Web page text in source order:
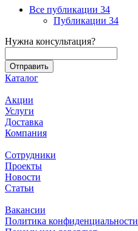
Все публикации 34
Публикации 34
Нужна консультация?
Каталог
Акции
Услуги
Доставка
Компания
Сотрудники
Проекты
Новости
Статьи
Вакансии
Политика конфиденциальности